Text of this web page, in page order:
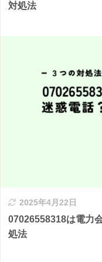
対処法
2025年4月22日
07026558318は電力
処法